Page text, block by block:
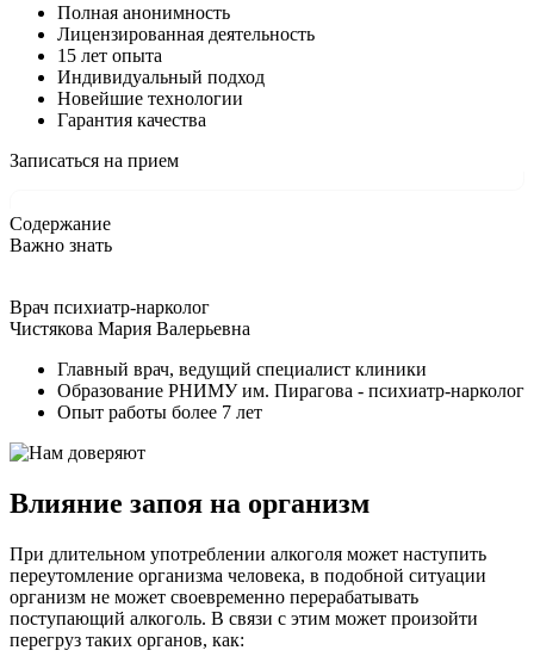
Полная анонимность
Лицензированная деятельность
15 лет опыта
Индивидуальный подход
Новейшие технологии
Гарантия качества
Записаться на прием
Содержание
Важно знать
Врач психиатр-нарколог
Чистякова Мария Валерьевна
Главный врач, ведущий специалист клиники
Образование РНИМУ им. Пирагова - психиатр-нарколог
Опыт работы более 7 лет
Влияние запоя на организм
При длительном употреблении алкоголя может наступить
переутомление организма человека, в подобной ситуации
организм не может своевременно перерабатывать
поступающий алкоголь. В связи с этим может произойти
перегруз таких органов, как: